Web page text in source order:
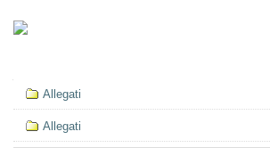
ai
contenuti.
alla
navigazione
personali
Navigazione
Allegati
Allegati